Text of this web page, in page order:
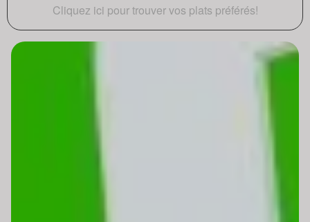
Cliquez ici pour trouver vos plats préférés!